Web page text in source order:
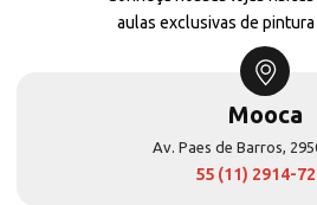
aulas exclusivas de
Mooca
Av. Paes de Barros,
55 (11) 2914-